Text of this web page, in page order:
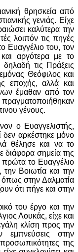
θρησκεία από
γενιάς. Είχε
καλύτερα την
λοιπόν τις πηγές
Ευαγγέλιο του, τον
αργότερα με το
τις Πράξεις
Θεόφιλoς και
εποχής, αλλά και
έμαθαν από τον
πραγματοποιήθηκαν
γένους.
ο Ευαγγελιστής,
δεν αρκέστηκε μόνο
θέλησε και να το
διάφορα σημεία της
το Ευαγγέλιο
Βοιωτία και την
όπως στην Δαλματία
ότι πήγε και στην
του έργο και την
Λουκάς, είχε και
κλίση προς την
εμπνεύσεις στην
της